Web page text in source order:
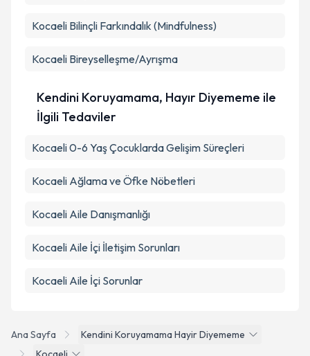
Ana Sayfa
Kendini Koruyamama Hayir Diyememe
Kocaeli Bilinçli Farkındalık (Mindfulness)
Kocaeli Bireyselleşme/Ayrışma
Kendini Koruyamama, Hayır Diyememe ile
İlgili Tedaviler
Kocaeli 0-6 Yaş Çocuklarda Gelişim Süreçleri
Kocaeli Ağlama ve Öfke Nöbetleri
Kocaeli Aile Danışmanlığı
Kocaeli Aile İçi İletişim Sorunları
Kocaeli Aile İçi Sorunlar